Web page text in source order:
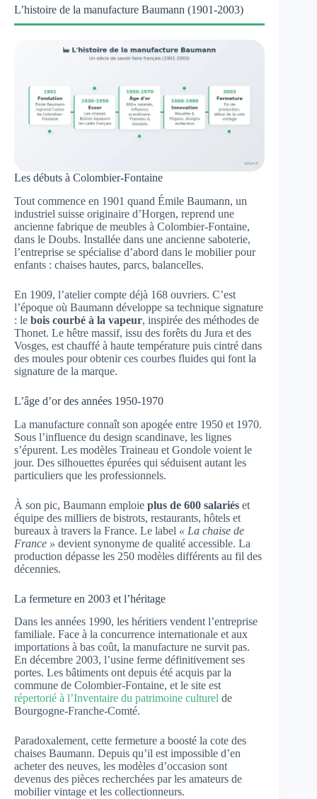
L’histoire de la manufacture Baumann (1901-2003)
Les débuts à Colombier-Fontaine
Tout commence en 1901 quand Émile Baumann, un
industriel suisse originaire d’Horgen, reprend une
ancienne fabrique de meubles à Colombier-Fontaine,
dans le Doubs. Installée dans une ancienne saboterie,
l’entreprise se spécialise d’abord dans le mobilier pour
enfants : chaises hautes, parcs, balancelles.
En 1909, l’atelier compte déjà 168 ouvriers. C’est
l’époque où Baumann développe sa technique signature
: le bois courbé à la vapeur, inspirée des méthodes de
Thonet. Le hêtre massif, issu des forêts du Jura et des
Vosges, est chauffé à haute température puis cintré dans
des moules pour obtenir ces courbes fluides qui font la
signature de la marque.
L’âge d’or des années 1950-1970
La manufacture connaît son apogée entre 1950 et 1970.
Sous l’influence du design scandinave, les lignes
s’épurent. Les modèles Traineau et Gondole voient le
jour. Des silhouettes épurées qui séduisent autant les
particuliers que les professionnels.
À son pic, Baumann emploie plus de 600 salariés et
équipe des milliers de bistrots, restaurants, hôtels et
bureaux à travers la France. Le label « La chaise de
France » devient synonyme de qualité accessible. La
production dépasse les 250 modèles différents au fil des
décennies.
La fermeture en 2003 et l’héritage
Dans les années 1990, les héritiers vendent l’entreprise
familiale. Face à la concurrence internationale et aux
importations à bas coût, la manufacture ne survit pas.
En décembre 2003, l’usine ferme définitivement ses
portes. Les bâtiments ont depuis été acquis par la
commune de Colombier-Fontaine, et le site est
répertorié à l’Inventaire du patrimoine culturel de
Bourgogne-Franche-Comté.
Paradoxalement, cette fermeture a boosté la cote des
chaises Baumann. Depuis qu’il est impossible d’en
acheter des neuves, les modèles d’occasion sont
devenus des pièces recherchées par les amateurs de
mobilier vintage et les collectionneurs.